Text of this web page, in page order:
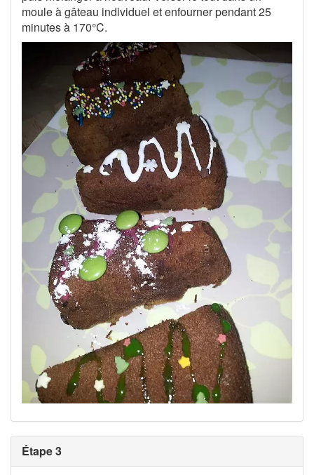
moule à gâteau individuel et enfourner pendant 25
minutes à 170°C.
Étape 3